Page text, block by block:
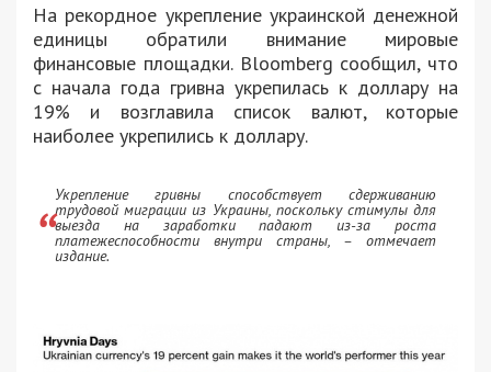
На рекордное укрепление украинской денежной
единицы обратили внимание мировые
финансовые площадки. Bloomberg сообщил, что
с начала года гривна укрепилась к доллару на
19% и возглавила список валют, которые
наиболее укрепились к доллару.
Укрепление гривны способствует сдерживанию
трудовой миграции из Украины, поскольку стимулы для
выезда на заработки падают из-за роста
платежеспособности внутри страны, – отмечает
издание.